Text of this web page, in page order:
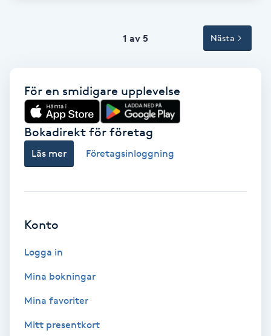
Tandblekning
Tandläkare
Tatuering
Toning
1 av 5 Nästa
För en smidigare upplevelse
Bokadirekt för företag
Läs mer Företagsinloggning
Konto
Logga in
Mina bokningar
Mina favoriter
Mitt presentkort